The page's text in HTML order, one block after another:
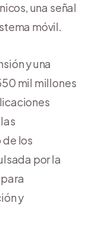
una señal
móvil.
y una
mil millones
los
por la
y